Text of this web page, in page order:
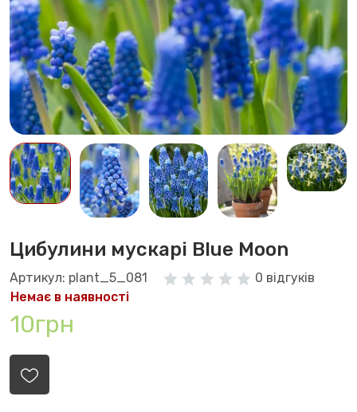
Цибулини мускарі Blue Moon
Артикул: plant_5_081
0 відгуків
Немає в наявності
10грн